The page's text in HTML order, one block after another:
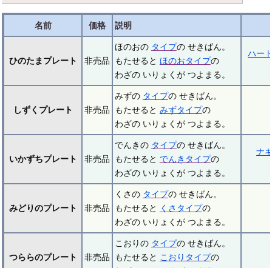
名前 価格 説明
ひのたまプレート 非売品
ほのおの タイプの せきばん。
もたせると ほのおタイプの
わざの いりょくが つよまる。
ハー
しずくプレート 非売品
みずの タイプの せきばん。
もたせると みずタイプの
わざの いりょくが つよまる。
いかずちプレート 非売品
でんきの タイプの せきばん。
もたせると でんきタイプの
わざの いりょくが つよまる。
ナ
みどりのプレート 非売品
くさの タイプの せきばん。
もたせると
くさタイプの
わざの いりょくが つよまる。
つららのプレート 非売品
こおりの タイプの せきばん。
もたせると こおりタイプの